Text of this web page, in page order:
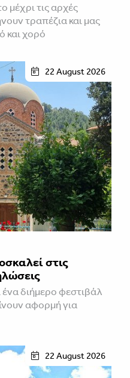
μέχρι τις αρχές
τραπέζια και μας
και χορό
22 August 2026
στις
διήμερο φεστιβάλ
αφορμή για
22 August 2026